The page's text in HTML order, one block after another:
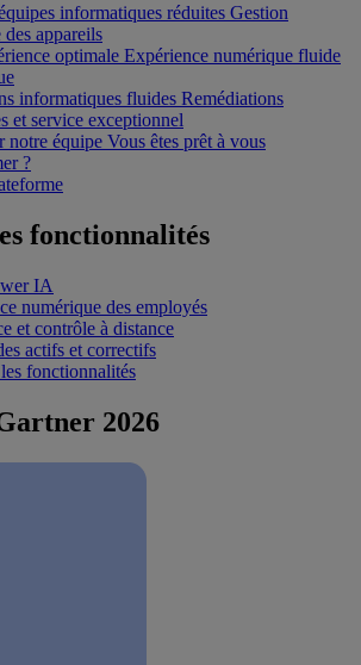
informatiques réduites Gestion
appareils
optimale Expérience numérique fluide
informatiques fluides Remédiations
et service exceptionnel
notre équipe Vous êtes prêt à vous
?
fonctionnalités
IA
numérique des employés
et contrôle à distance
actifs et correctifs
fonctionnalités
2026